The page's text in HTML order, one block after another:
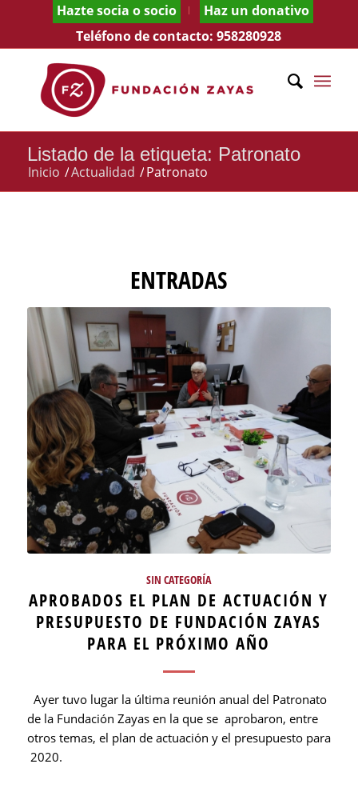
Hazte socia o socio
Haz un donativo
Teléfono de contacto:958280928
Listado de la etiqueta: Patronato
Inicio /Actualidad /Patronato
ENTRADAS
SIN CATEGORÍA
APROBADOS EL PLAN DE ACTUACIÓN Y
PRESUPUESTO DE FUNDACIÓN ZAYAS
PARA EL PRÓXIMO AÑO
Ayer tuvo lugar la última reunión anual del Patronato
de la Fundación Zayas en la que se aprobaron, entre
otros temas, el plan de actuación y el presupuesto para
2020.